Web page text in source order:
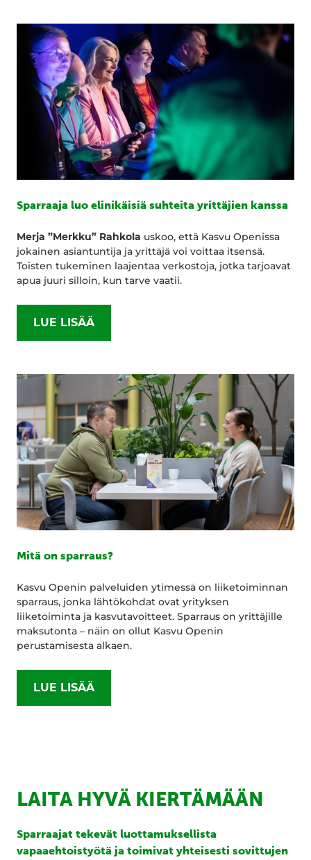
Sparraaja luo elinikäisiä suhteita yrittäjien kanssa
Merja ”Merkku” Rahkola uskoo, että Kasvu Openissa
jokainen asiantuntija ja yrittäjä voi voittaa itsensä.
Toisten tukeminen laajentaa verkostoja, jotka tarjoavat
apua juuri silloin, kun tarve vaatii.
LUE LISÄÄ
Mitä on sparraus?
Kasvu Openin palveluiden ytimessä on liiketoiminnan
sparraus, jonka lähtökohdat ovat yrityksen
liiketoiminta ja kasvutavoitteet. Sparraus on yrittäjille
maksutonta – näin on ollut Kasvu Openin
perustamisesta alkaen.
LUE LISÄÄ
LAITA HYVÄ KIERTÄMÄÄN
Sparraajat tekevät luottamuksellista
vapaaehtoistyötä ja toimivat yhteisesti sovittujen